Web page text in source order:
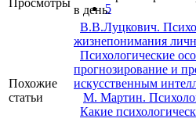
5
Просмотры
в день.
Похожие
статьи
В.В.Луцкович.
жизнепонимания
Психологические
прогнозирование и
искусственным
М. Мартин.
Какие